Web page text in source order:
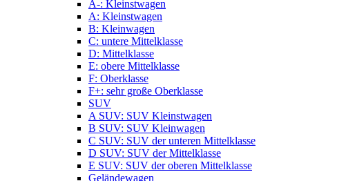
A-: Kleinstwagen
A: Kleinstwagen
B: Kleinwagen
C: untere Mittelklasse
D: Mittelklasse
E: obere Mittelklasse
F: Oberklasse
F+: sehr große Oberklasse
SUV
A SUV: SUV Kleinstwagen
B SUV: SUV Kleinwagen
C SUV: SUV der unteren Mittelklasse
D SUV: SUV der Mittelklasse
E SUV: SUV der oberen Mittelklasse
Geländewagen